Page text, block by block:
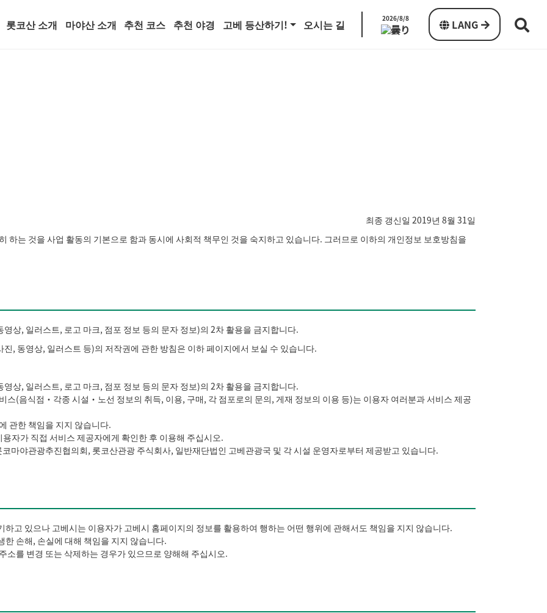
롯코산 소개 마야산 소개 추천 코스 추천 야경 고베 등산하기! 오시는 길 2026/8/8 LANG
최종 갱신일 2019년 8월 31일
하는 것을 사업 활동의 기본으로 함과 동시에 사회적 책무인 것을 숙지하고 있습니다. 그러므로 이하의 개인정보 보호방침을
상, 일러스트, 로고 마크, 점포 정보 등의 문자 정보)의 2차 활용을 금지합니다.
, 동영상, 일러스트 등)의 저작권에 관한 방침은 이하 페이지에서 보실 수 있습니다.
상, 일러스트, 로고 마크, 점포 정보 등의 문자 정보)의 2차 활용을 금지합니다.
스(음식점・각종 시설・노선 정보의 취득, 이용, 구매, 각 점포로의 문의, 게재 정보의 이용 등)는 이용자 여러분과 서비스 제공
관한 책임을 지지 않습니다.
자가 직접 서비스 제공자에게 확인한 후 이용해 주십시오.
마야관광추진협의회, 롯코산관광 주식회사, 일반재단법인 고베관광국 및 각 시설 운영자로부터 제공받고 있습니다.
고 있으나 고베시는 이용자가 고베시 홈페이지의 정보를 활용하여 행하는 어떤 행위에 관해서도 책임을 지지 않습니다.
손해, 손실에 대해 책임을 지지 않습니다.
소를 변경 또는 삭제하는 경우가 있으므로 양해해 주십시오.